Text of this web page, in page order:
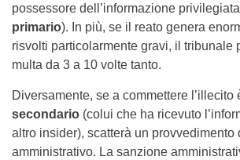
possessore dell’informazione
primario). In più, se il reato genera
risvolti particolarmente gravi, il tribunale
multa da 3 a 10 volte tanto.
Diversamente, se a commettere l’illecito
secondario (colui che ha ricevuto
altro insider), scatterà un provvedimento
amministrativo. La sanzione